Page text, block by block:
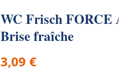
WC Frisch FORCE
Brise fraîche
3,09€